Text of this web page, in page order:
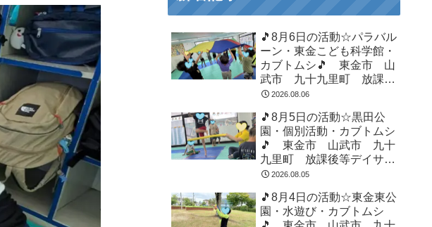
🎵8月6日の活動☆パラバル
ーン・東金こども科学館・
カブトムシ🎵 東金市 山
武市 九十九里町 放課後
等デイサービス 児童発達
2026.08.06
🎵8月5日の活動☆黒田公
園・個別活動・カブトムシ
🎵 東金市 山武市 九十
九里町 放課後等デイサー
ビス 児童発達支援 運動
2026.08.05
🎵8月4日の活動☆東金東公
園・水遊び・カブトムシ